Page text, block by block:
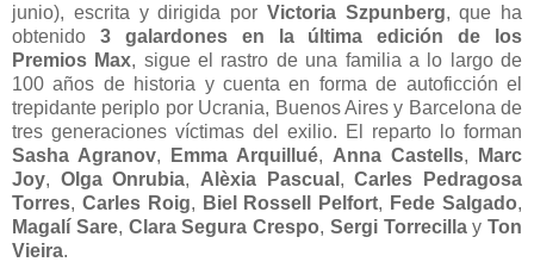
junio), escrita y dirigida por Victoria Szpunberg, que ha
obtenido 3 galardones en la última edición de los
Premios Max, sigue el rastro de una familia a lo largo de
100 años de historia y cuenta en forma de autoficción el
trepidante periplo por Ucrania, Buenos Aires y Barcelona de
tres generaciones víctimas del exilio. El reparto lo forman
Sasha Agranov, Emma Arquillué, Anna Castells,
Marc
Joy, Olga Onrubia, Alèxia Pascual ,Carles Pedragosa
Torres, Carles Roig, Biel Rossell Pelfort, Fede Salgado,
Magalí Sare, Clara Segura Crespo, Sergi Torrecillay Ton
Vieira.